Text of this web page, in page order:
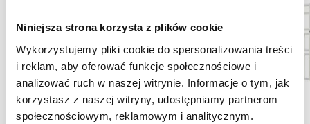
Niniejsza strona korzysta z plików cookie
Wykorzystujemy pliki cookie do spersonalizowania treści
i reklam, aby oferować funkcje społecznościowe i
analizować ruch w naszej witrynie. Informacje o tym, jak
korzystasz z naszej witryny, udostępniamy partnerom
społecznościowym, reklamowym i analitycznym.